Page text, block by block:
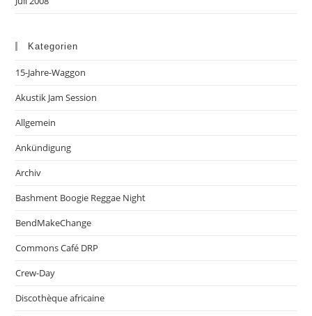
Kategorien
15-Jahre-Waggon
Akustik Jam Session
Allgemein
Ankündigung
Archiv
Bashment Boogie Reggae Night
BendMakeChange
Commons Café DRP
Crew-Day
Discothèque africaine